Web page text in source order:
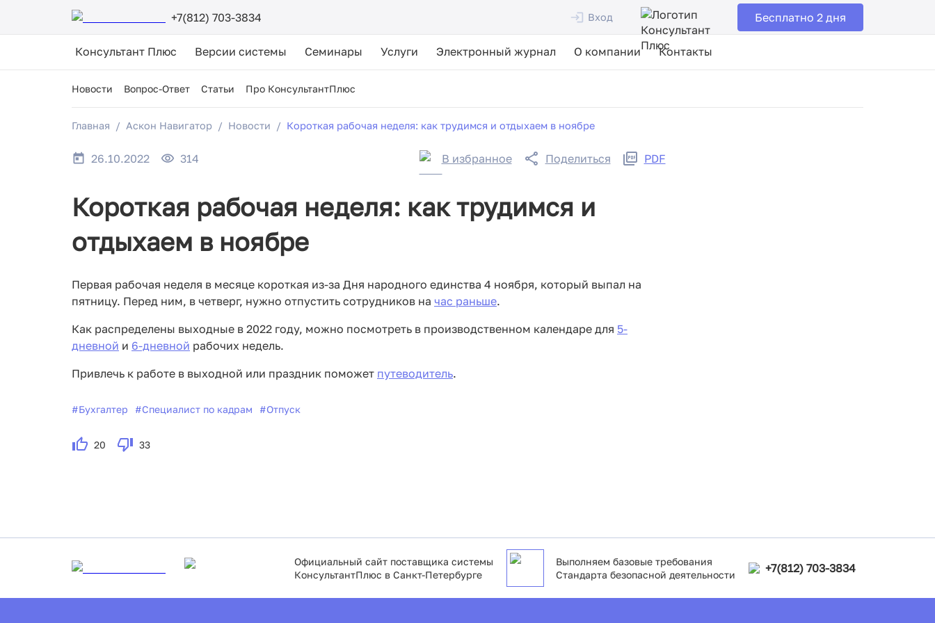
+7(812) 703-3834 Вход Бесплатно 2 дня
Консультант Плюс Версии системы Семинары Услуги Электронный журнал О компании Контакты
Новости Вопрос-Ответ Статьи Про КонсультантПлюс
Главная Аскон Навигатор Новости Короткая рабочая неделя: как трудимся и отдыхаем в ноябре
26.10.2022 314 В избранное Поделиться PDF
Короткая рабочая неделя: как трудимся и
отдыхаем в ноябре
Первая рабочая неделя в месяце короткая из-за Дня народного единства 4 ноября, который выпал на
пятницу. Перед ним, в четверг, нужно отпустить сотрудников на час раньше.
Как распределены выходные в 2022 году, можно посмотреть в производственном календаре для 5-
дневной и 6-дневной рабочих недель.
Привлечь к работе в выходной или праздник поможет путеводитель.
#Бухгалтер #Специалист по кадрам #Отпуск
20 33
Официальный сайт поставщика системы
КонсультантПлюс в Санкт-Петербурге
Выполняем базовые требования
Стандарта безопасной деятельности
+7(812) 703-3834